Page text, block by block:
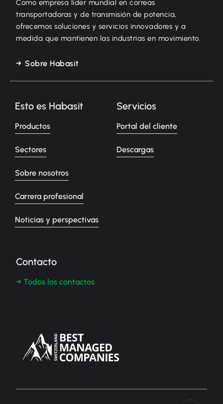
Como empresa líder mundial en correas
transportadoras y de transmisión de potencia,
ofrecemos soluciones y servicios innovadores y a
medida que mantienen las industrias en movimiento.
Sobre Habasit
Esto es Habasit
Productos
Sectores
Sobre nosotros
Carrera profesional
Noticias y perspectivas
Servicios
Portal del cliente
Descargas
Contacto
→ Todos los contactos